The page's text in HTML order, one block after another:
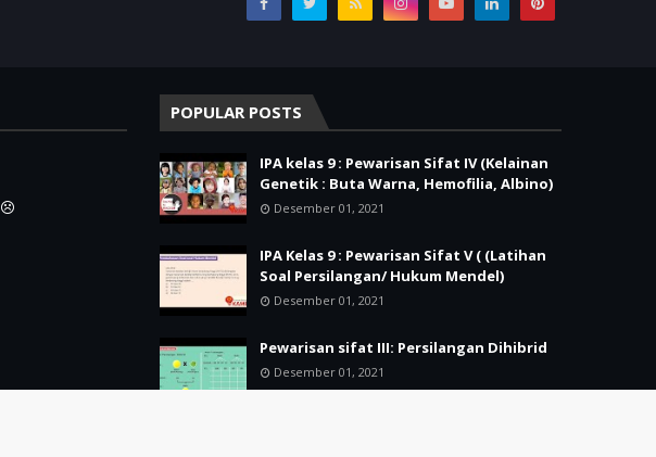
POPULAR POSTS
IPA kelas 9 : Pewarisan Sifat IV (Kelainan
Genetik : Buta Warna, Hemofilia, Albino)
Desember 01, 2021
IPA Kelas 9 : Pewarisan Sifat V ( (Latihan
Soal Persilangan/ Hukum Mendel)
Desember 01, 2021
Pewarisan sifat III: Persilangan Dihibrid
Desember 01, 2021